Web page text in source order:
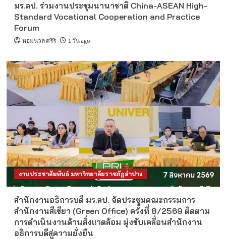
มร.ลป. ร่วมงานประชุมนานาชาติ China-ASEAN High-
Standard Vocational Cooperation and Practice
Forum
หอมนวล ศรีริ 1 วัน ago
งานประชาสัมพันธ์ มหาวิทยาลัยราชภัฏลำปาง
สำนักงานอธิการบดี มร.ลป. จัดประชุมคณะกรรมการ
สำนักงานสีเขียว (Green Office) ครั้งที่ 8/2569 ติดตาม
การดำเนินงานด้านสิ่งแวดล้อม มุ่งขับเคลื่อนสำนักงาน
อธิการบดีสู่ความยั่งยืน